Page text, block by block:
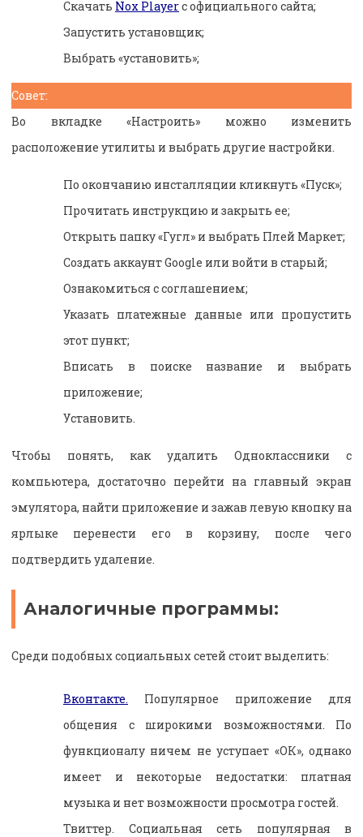
Скачать Nox Playerс официального сайта;
Запустить установщик;
Выбрать «установить»;
Совет:
Во вкладке «Настроить» можно изменить
расположение утилиты и выбрать другие настройки.
По окончанию инсталляции кликнуть «Пуск»;
Прочитать инструкцию и закрыть ее;
Открыть папку «Гугл» и выбрать Плей Маркет;
Создать аккаунт Google или войти в старый;
Ознакомиться с соглашением;
Указать платежные данные или пропустить
этот пункт;
Вписать в поиске название и выбрать
приложение;
Установить.
Чтобы понять, как удалить Одноклассники с
компьютера, достаточно перейти на главный экран
эмулятора, найти приложение и зажав левую кнопку на
ярлыке перенести его в корзину, после чего
подтвердить удаление.
Аналогичные программы:
Среди подобных социальных сетей стоит выделить:
Вконтакте. Популярное приложение для
общения с широкими возможностями. По
функционалу ничем не уступает «ОК», однако
имеет и некоторые недостатки: платная
музыка и нет возможности просмотра гостей.
Твиттер. Социальная сеть популярная в